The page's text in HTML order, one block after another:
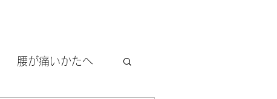
腰が痛いかたへ